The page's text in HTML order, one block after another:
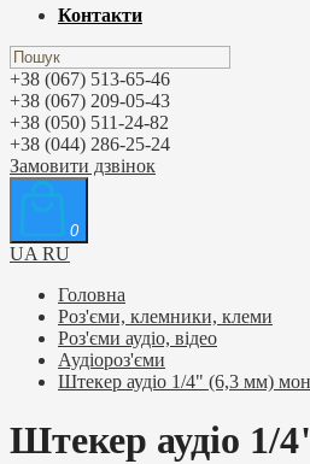
Контакти
+38 (067) 513-65-46
+38 (067) 209-05-43
+38 (050) 511-24-82
+38 (044) 286-25-24
Замовити дзвінок
0
UA RU
Головна
Роз'єми, клемники, клеми
Роз'єми аудіо, відео
Аудіороз'єми
Штекер аудіо 1/4" (6,3 мм)
Штекер аудіо 1/